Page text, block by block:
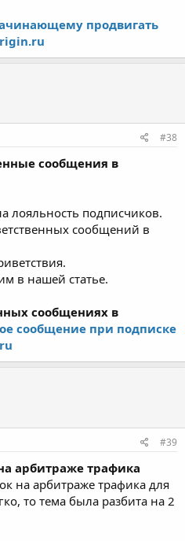
продвигать
#38
сообщения в
лояльность подписчиков.
сообщений в
в нашей статье.
сообщениях в
сообщение при подписке
#39
арбитраже трафика
на арбитраже трафика для
то тема была разбита на 2